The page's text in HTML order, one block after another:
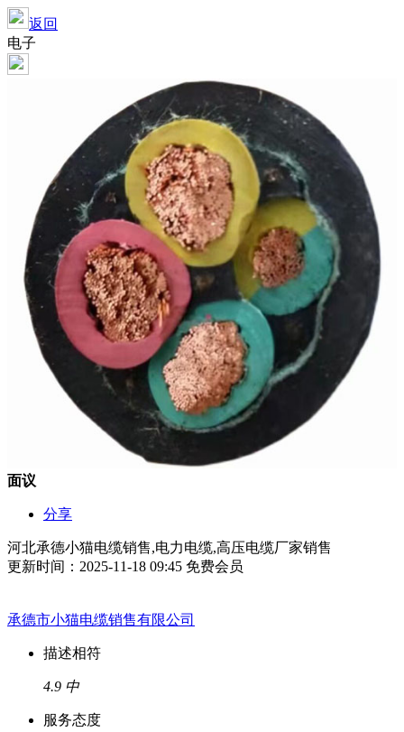
返回
电子
面议
分享
河北承德小猫电缆销售,电力电缆,高压电缆厂家销售
更新时间：2025-11-18 09:45 免费会员
承德市小猫电缆销售有限公司
描述相符
4.9 中
服务态度